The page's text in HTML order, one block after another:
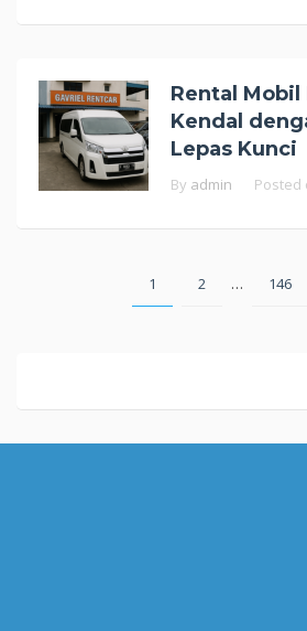
Rental
Kendal
Lepas Kunci
By admin Posted
pagination
1 2 … 146